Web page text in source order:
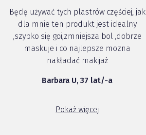
Będę używać tych plastrów częściej, jak
dla mnie ten produkt jest idealny
,szybko się goi,zmniejsza bol ,dobrze
maskuje i co najlepsze mozna
nakładać makijaż
Barbara U, 37 lat/-a
Pokaż więcej